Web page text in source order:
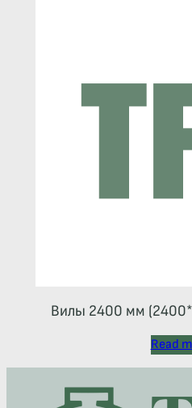
Вилы 2400 мм
Read